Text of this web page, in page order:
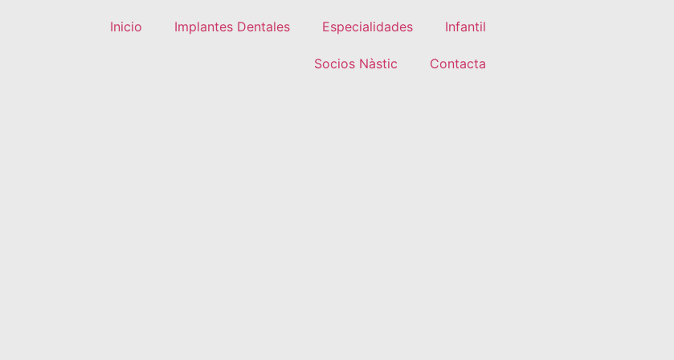
Inicio Implantes Dentales Especialidades Infantil
Socios Nàstic Contacta